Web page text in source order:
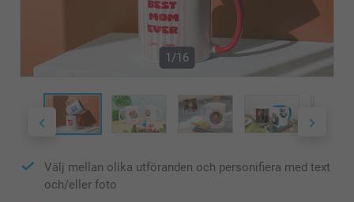
1/16
Välj mellan olika utföranden och personifiera med text
och/eller foto